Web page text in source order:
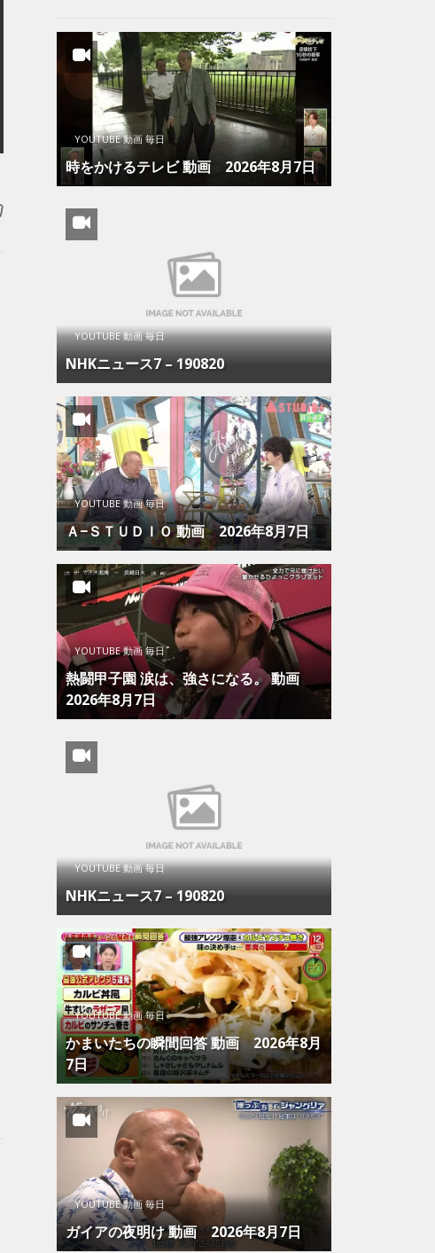
YOUTUBE 動画 毎日
時をかけるテレビ 動画 2026年8月7日
YOUTUBE 動画 毎日
NHKニュース7 – 190820
YOUTUBE 動画 毎日
Ａ−ＳＴＵＤＩＯ 動画 2026年8月7日
YOUTUBE 動画 毎日
熱闘甲子園 涙は、強さになる。 動画
2026年8月7日
YOUTUBE 動画 毎日
NHKニュース7 – 190820
YOUTUBE 動画 毎日
かまいたちの瞬間回答 動画 2026年8月
7日
YOUTUBE 動画 毎日
ガイアの夜明け 動画 2026年8月7日